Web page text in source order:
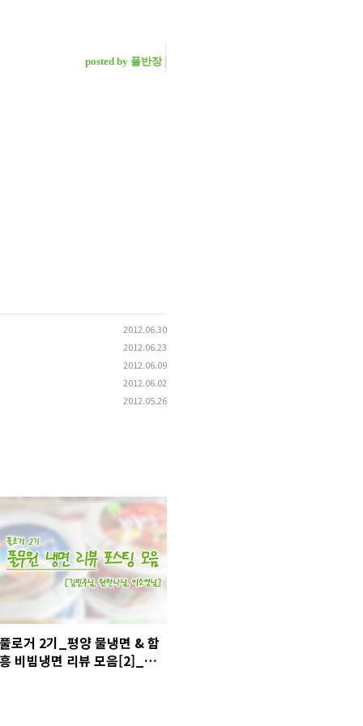
posted by 풀반장
2012.06.30
2012.06.23
2012.06.09
2012.06.02
2012.05.26
풀로거 2기_평양 물냉면 & 함
흥 비빔냉면 리뷰 모음[2]_김